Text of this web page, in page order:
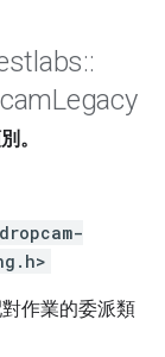
::
Legacy
。
作業的委派類